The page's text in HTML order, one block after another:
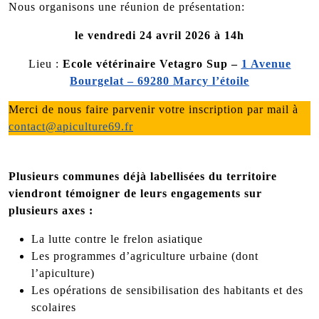
Nous organisons une réunion de présentation:
le vendredi 24 avril 2026 à 14h
Lieu : Ecole vétérinaire Vetagro Sup – 1 Avenue
Bourgelat – 69280 Marcy l’étoile
Merci de nous faire parvenir votre inscription par mail à
contact@apiculture69.fr
Plusieurs communes déjà labellisées du territoire
viendront témoigner de leurs engagements sur
plusieurs axes :
La lutte contre le frelon asiatique
Les programmes d’agriculture urbaine (dont
l’apiculture)
Les opérations de sensibilisation des habitants et des
scolaires